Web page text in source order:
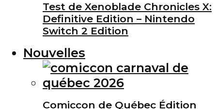
Test de Xenoblade Chronicles X:
Definitive Edition – Nintendo
Switch 2 Edition
Nouvelles
Comiccon de Québec Édition